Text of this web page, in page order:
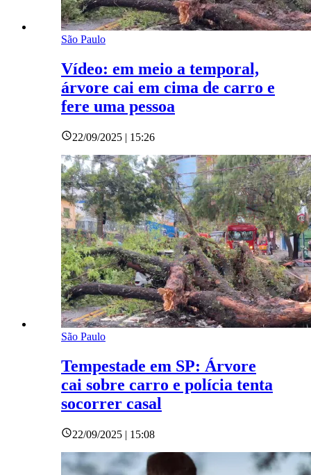
São Paulo
Vídeo: em meio a temporal,
árvore cai em cima de carro e
fere uma pessoa
22/09/2025 | 15:26
São Paulo
Tempestade em SP: Árvore
cai sobre carro e polícia tenta
socorrer casal
22/09/2025 | 15:08